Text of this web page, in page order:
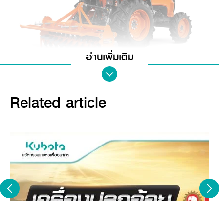
หลักการทำงานของจอบหมุน โรตารี่
จอบหมุน โรตารี่ตีดินทำงานโดยอาศัยกำลังแรงฉุดลากจากแทรกเตอร์
ตัวเพลา ซึ่งกำลังของเครื่องยนต์รถแทรกเตอร์จะถูกใช้ไปกับการขับเพลา
ใบมีดเพื่อทำการตีดิน ส่งแรงเอาชนะแรงต้านของดินให้เกิดการแตกตัว
ซึ่งประสิทธิภาพการใช้งานนั้นขึ้นอยู่กับความเร็วรอบการหมุนและลักษณะ
ของจอบหมุน โรตารี่ตีดินนั่นเอง
อ่านเพิ่มเติม
Related article